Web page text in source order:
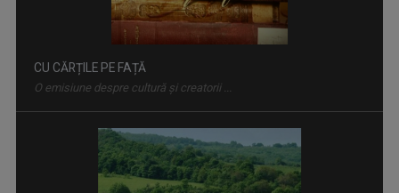
CU CĂRȚILE PE FAȚĂ
O emisiune despre cultură și creatorii ...